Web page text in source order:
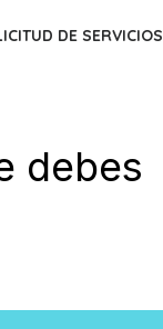
DE SERVICIOS
debes